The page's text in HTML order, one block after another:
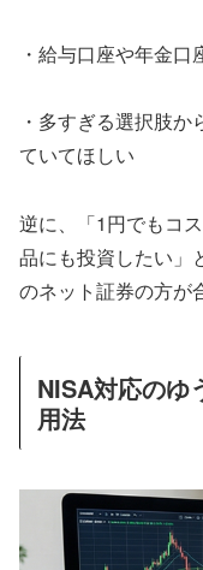
・給与口座や年金
・多すぎる選択肢
ていてほしい
逆に、「1円でもコ
品にも投資したい」
のネット証券の方が
NISA対応のゆ
用法